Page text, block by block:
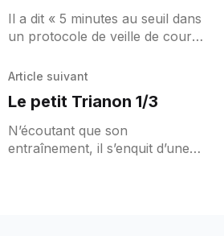
Il a dit « 5 minutes au seuil dans
un protocole de veille de course
maximum pendant la
Article suivant
Le petit Trianon 1/3
N’écoutant que son
entraînement, il s’enquit d’une